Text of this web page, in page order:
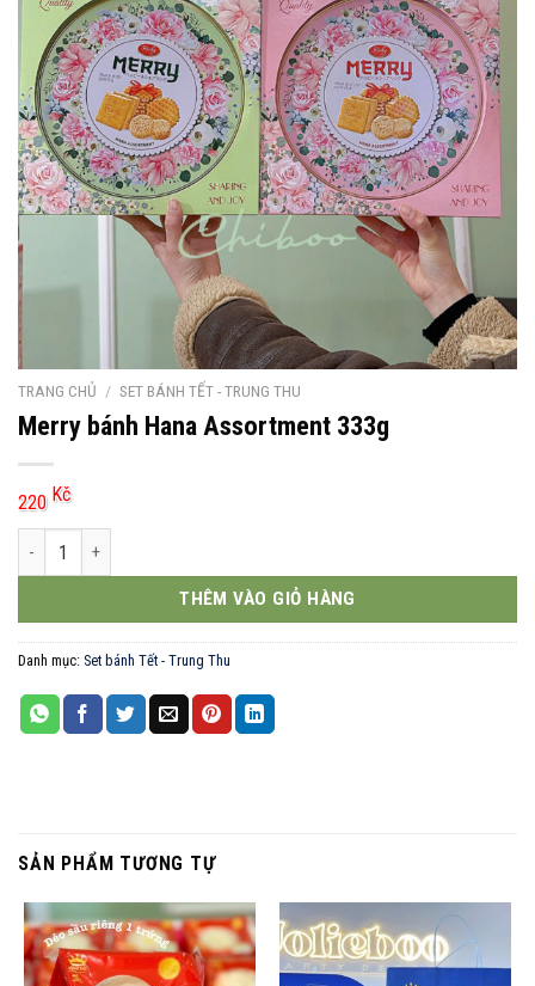
TRANG CHỦ / SET BÁNH TẾT - TRUNG THU
Merry bánh Hana Assortment 333g
220 Kč
Merry bánh Hana Assortment 333g số lượng
THÊM VÀO GIỎ HÀNG
Danh mục: Set bánh Tết - Trung Thu
SẢN PHẨM TƯƠNG TỰ